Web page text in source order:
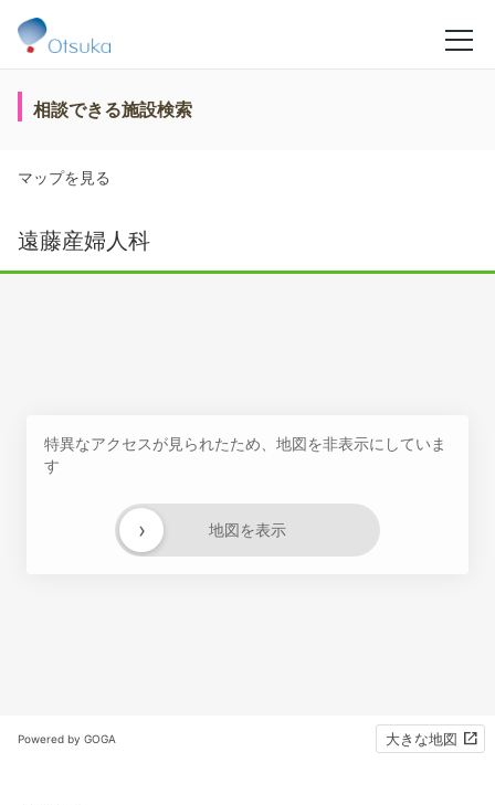
相談できる施設検索
マップを見る
遠藤産婦人科
特異なアクセスが見られたため、地図を非表示にしていま
す
地図を表示
›
Powered by GOGA 大きな地図